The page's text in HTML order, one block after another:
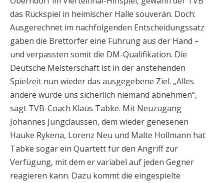
das Rückspiel in heimischer Halle souverän. Doch:
Ausgerechnet im nachfolgenden Entscheidungssatz
gaben die Brettorfer eine Führung aus der Hand –
und verpassten somit die DM-Qualifikation. Die
Deutsche Meisterschaft ist in der anstehenden
Spielzeit nun wieder das ausgegebene Ziel. „Alles
andere würde uns sicherlich niemand abnehmen“,
sagt TVB-Coach Klaus Tabke. Mit Neuzugang
Johannes Jungclaussen, dem wieder genesenen
Hauke Rykena, Lorenz Neu und Malte Hollmann hat
Tabke sogar ein Quartett für den Angriff zur
Verfügung, mit dem er variabel auf jeden Gegner
reagieren kann. Dazu kommt die eingespielte